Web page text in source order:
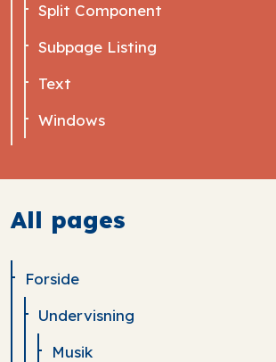
Split Component
Subpage Listing
Text
Windows
All pages
Forside
Undervisning
Musik